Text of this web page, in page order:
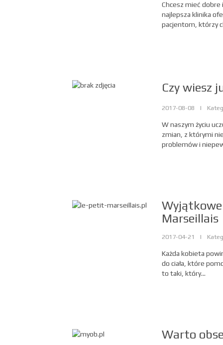
Chcesz mieć
najlepsza klinika
pacjentom, którzy
Czy wiesz
2017-08-08 |
W naszym życiu
zmian, z którymi
problemów i
Wyjątkowe
Marseillais
2017-04-21 |
Każda kobieta
do ciała, które
to taki, który...
Warto